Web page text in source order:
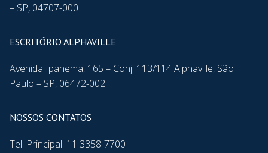
– SP, 04707-000
ESCRITÓRIO ALPHAVILLE
Avenida Ipanema, 165 – Conj. 113/114 Alphaville, São
Paulo – SP, 06472-002
NOSSOS CONTATOS
Tel. Principal: 11 3358-7700